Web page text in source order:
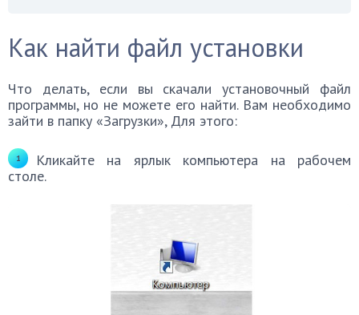
Как найти файл установки
Что делать, если вы скачали установочный файл
программы, но не можете его найти. Вам необходимо
зайти в папку «Загрузки», Для этого:
Кликайте на ярлык компьютера на рабочем
столе.